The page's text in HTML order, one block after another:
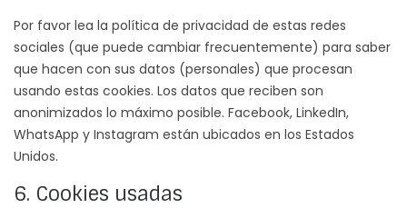
Por favor lea la política de privacidad de estas redes
sociales (que puede cambiar frecuentemente) para saber
que hacen con sus datos (personales) que procesan
usando estas cookies. Los datos que reciben son
anonimizados lo máximo posible. Facebook, LinkedIn,
WhatsApp y Instagram están ubicados en los Estados
Unidos.
6. Cookies usadas